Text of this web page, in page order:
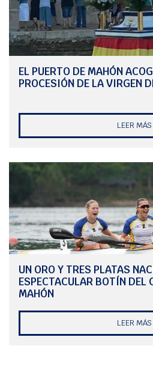
Aingeru Salverria 7⁰
Jaume Villalonga 17⁰
Lau Soto 18⁰
Infantil B Mujer
Sienna hall 4ª
Aina Teresa 5ª
EL PUERTO DE MAHÓN
PROCESIÓN DE LA VIRGEN
LEER MÁS
UN ORO Y TRES PLATAS
ESPECTACULAR BOTÍN DEL
MAHÓN
LEER MÁS